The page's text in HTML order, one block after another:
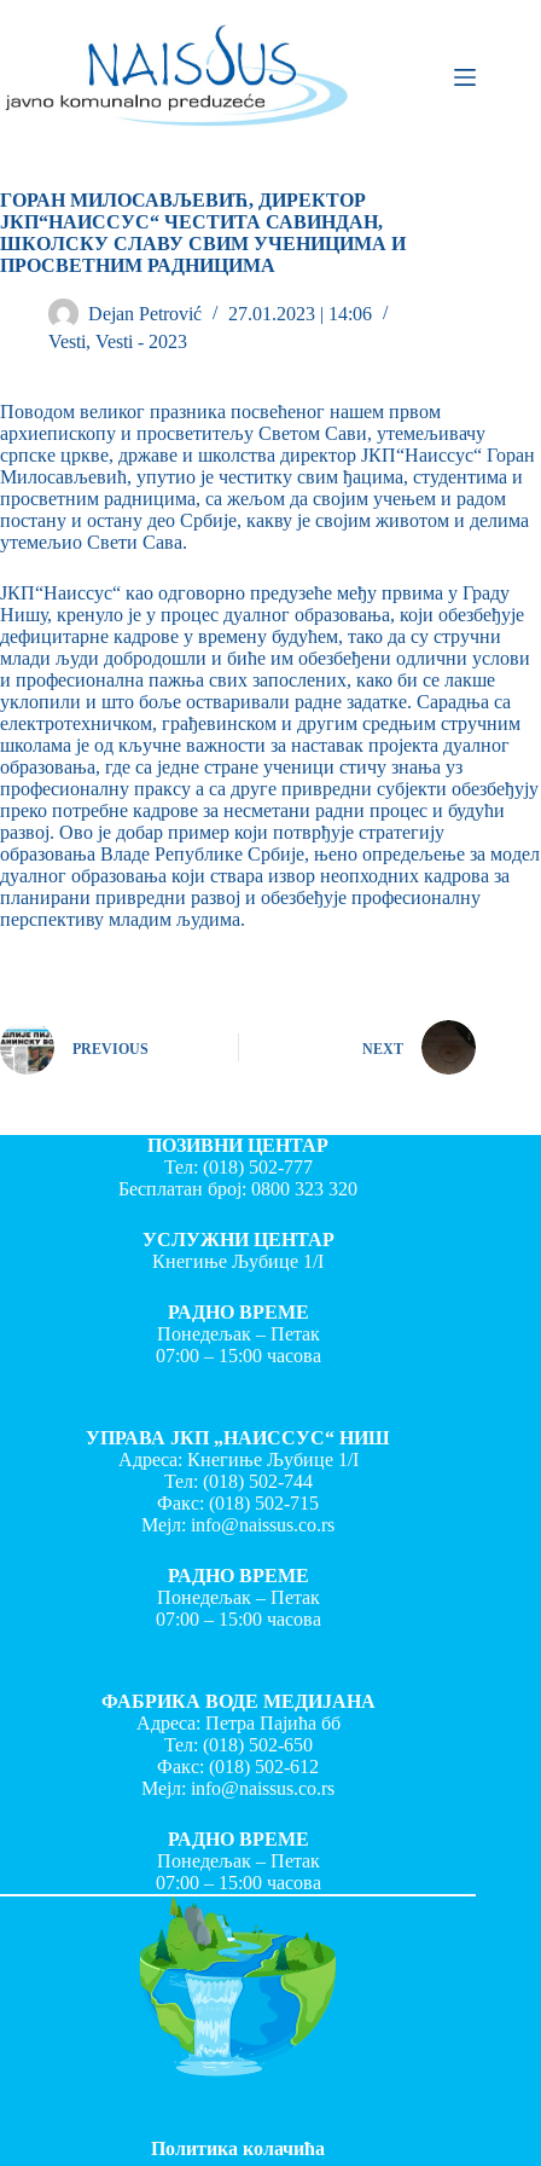
ГОРАН МИЛОСАВЉЕВИЋ, ДИРЕКТОР
ЈКП“НАИССУС“ ЧЕСТИТА САВИНДАН,
ШКOЛСКУ СЛАВУ СВИМ УЧЕНИЦИМА И
ПРОСВЕТНИМ РАДНИЦИМА
Dejan Petrović
27.01.2023 | 14:06
Vesti, Vesti - 2023
Поводом великог празника посвећеног нашем првом
архиепископу и просветитељу Светом Сави, утемељивачу
српске цркве, државе и школства директор ЈКП“Наиссус“ Горан
Милосављевић, упутио је честитку свим ђацима, студентима и
просветним радницима, са жељом да својим учењем и радом
постану и остану део Србије, какву је својим животом и делима
утемељио Свети Сава.
ЈКП“Наиссус“ као одговорно предузеће међу првима у Граду
Нишу, кренуло је у процес дуалног образовања, који обезбеђује
дефицитарне кадрове у времену будућем, тако да су стручни
млади људи добродошли и биће им обезбеђени одлични услови
и професионална пажња свих запослених, како би се лакше
уклопили и што боље остваривали радне задатке. Сарадња са
електротехничком, грађевинском и другим средњим стручним
школама је од кључне важности за наставак пројекта дуалног
образовања, где са једне стране ученици стичу знања уз
професионалну праксу а са друге привредни субјекти обезбеђују
преко потребне кадрове за несметани радни процес и будући
развој. Ово је добар пример који потврђује стратегију
образовања Владе Републике Србије, њено опредељење за модел
дуалног образовања који ствара извор неопходних кадрова за
планирани привредни развој и обезбеђује професионалну
перспективу младим људима.
PREVIOUS NEXT
ПОЗИВНИ ЦЕНТАР
Тел: (018) 502-777
Бесплатан број:0800 323 320
УСЛУЖНИ ЦЕНТАР
Кнегиње Љубице 1/I
РАДНО ВРЕМЕ
Понедељак – Петак
07:00 – 15:00 часова
УПРАВА ЈКП „НАИССУС“ НИШ
Адреса: Кнегиње Љубице 1/I
Тел: (018) 502-744
Факс:(018) 502-715
Мејл:info@naissus.co.rs
РАДНО ВРЕМЕ
Понедељак – Петак
07:00 – 15:00 часова
ФАБРИКА ВОДЕ МЕДИЈАНА
Адреса: Петра Пајића бб
Тел: (018) 502-650
Факс:(018) 502-612
Мејл:info@naissus.co.rs
РАДНО ВРЕМЕ
Понедељак – Петак
07:00 – 15:00 часова
Политика колачића